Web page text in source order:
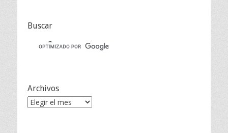
Buscar
Archivos
Archivos